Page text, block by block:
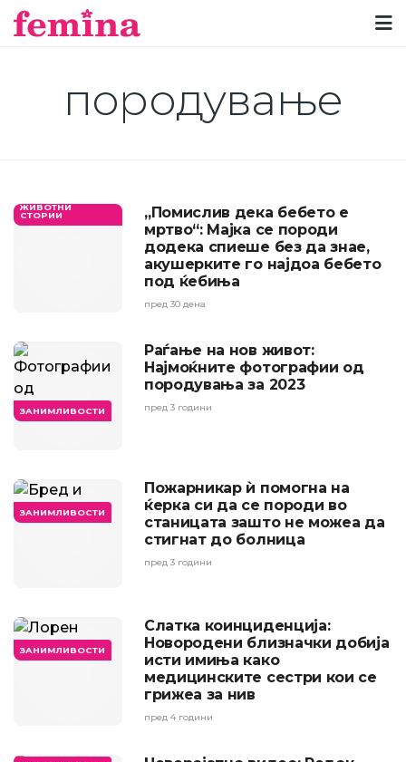
породување
ЖИВОТНИ
СТОРИИ
„Помислив дека бебето е
мртво“: Мајка се породи
додека спиеше без да знае,
акушерките го најдоа бебето
под ќебиња
пред 30 дена
ЗАНИМЛИВОСТИ
Раѓање на нов живот:
Најмоќните фотографии од
породувања за 2023
пред 3 години
ЗАНИМЛИВОСТИ
Пожарникар ѝ помогна на
ќерка си да се породи во
станицата зашто не можеа да
стигнат до болница
пред 3 години
ЗАНИМЛИВОСТИ
Слатка коинциденција:
Новородени близначки добија
исти имиња како
медицинските сестри кои се
грижеа за нив
пред 4 години